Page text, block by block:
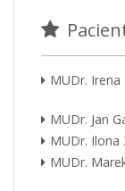
MUDr.
MUDr. Jan
MUDr. Ilona
MUDr.